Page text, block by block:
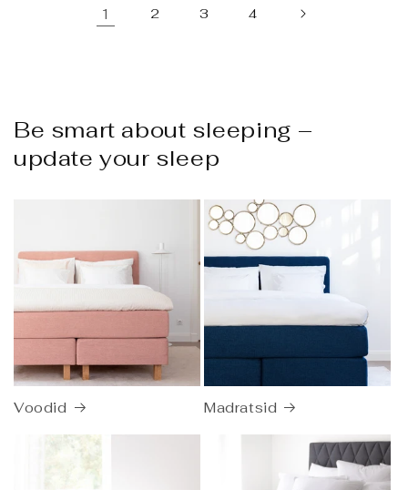
1 2 3 4
Be smart about sleeping –
update your sleep
Voodid Madratsid